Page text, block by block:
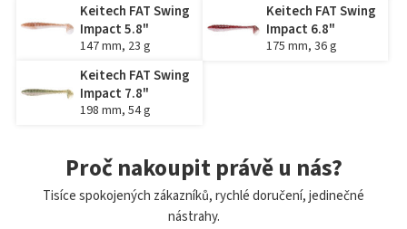
Keitech FAT Swing
Impact 5.8"
147 mm, 23 g
Keitech FAT Swing
Impact 6.8"
175 mm, 36 g
Keitech FAT Swing
Impact 7.8"
198 mm, 54 g
Proč nakoupit právě u nás?
Tisíce spokojených zákazníků, rychlé doručení, jedinečné
nástrahy.